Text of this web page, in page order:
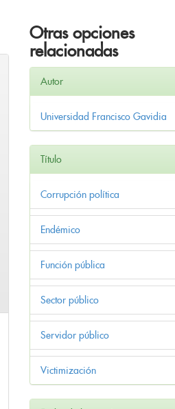
Otras opciones
relacionadas
Autor
Universidad Francisco Gavidia
Título
Corrupción política
Endémico
Función pública
Sector público
Servidor público
Victimización